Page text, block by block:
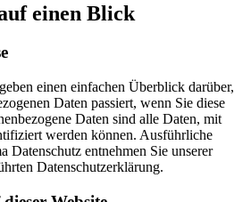
einen Blick
einen einfachen Überblick darüber,
Daten passiert, wenn Sie diese
Daten sind alle Daten, mit
werden können. Ausführliche
Datenschutz entnehmen Sie unserer
Datenschutzerklärung.